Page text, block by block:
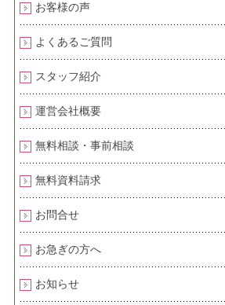
お客様の声
よくあるご質問
スタッフ紹介
運営会社概要
無料相談・事前相談
無料資料請求
お問合せ
お急ぎの方へ
お知らせ